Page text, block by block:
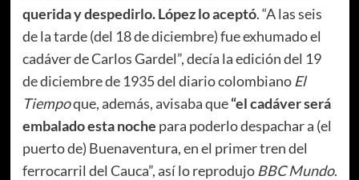
querida y despedirlo. López lo aceptó. “A las seis
de la tarde (del 18 de diciembre) fue exhumado el
cadáver de Carlos Gardel”, decía la edición del 19
de diciembre de 1935 del diario colombianoEl
Tiempoque, además, avisaba que“el cadáver será
embalado esta noche para poderlo despachar a (el
puerto de) Buenaventura, en el primer tren del
ferrocarril del Cauca”, así lo reprodujo BBC Mundo.